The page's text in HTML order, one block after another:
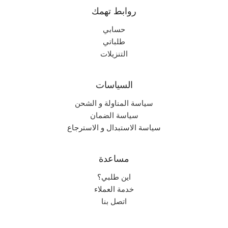
روابط تهمك
حسابي
طلباتي
التنزيلات
السياسات
سياسة المناولة و الشحن
سياسة الضمان
سياسة الاستبدال و الاسترجاع
مساعدة
اين طلبي؟
خدمة العملاء
اتصل بنا